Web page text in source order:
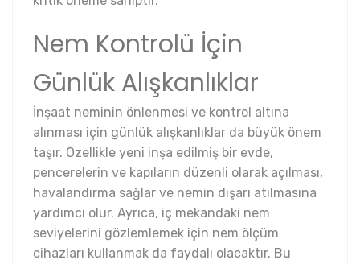
Nem Kontrolü İçin
Günlük Alışkanlıklar
İnşaat neminin önlenmesi ve kontrol altına
alınması için günlük alışkanlıklar da büyük önem
taşır. Özellikle yeni inşa edilmiş bir evde,
pencerelerin ve kapıların düzenli olarak açılması,
havalandırma sağlar ve nemin dışarı atılmasına
yardımcı olur. Ayrıca, iç mekandaki nem
seviyelerini gözlemlemek için nem ölçüm
cihazları kullanmak da faydalı olacaktır. Bu